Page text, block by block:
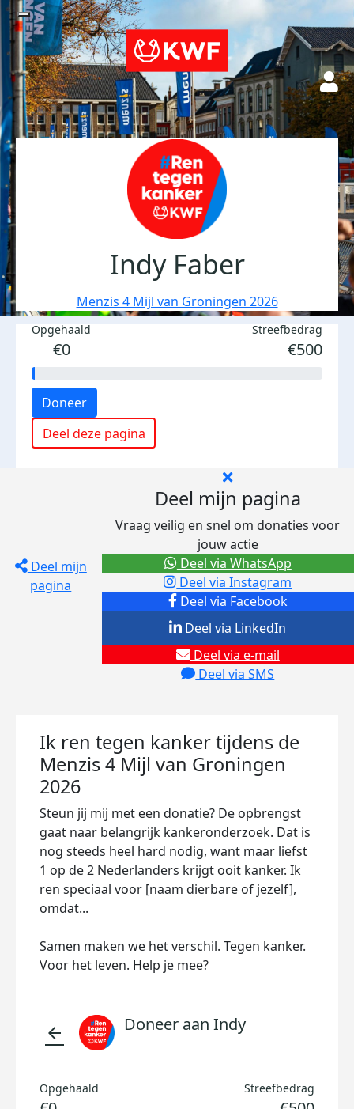
Indy Faber
Menzis 4 Mijl van Groningen 2026
Opgehaald
€0
Streefbedrag
€500
Doneer
Deel deze pagina
Deel mijn
pagina
Deel mijn pagina
Vraag veilig en snel om donaties voor
jouw actie
Deel via Facebook
Deel via Instagram
Deel via e-mail
Deel via SMS
Deel via LinkedIn
Deel via WhatsApp
Ik ren tegen kanker tijdens de
Menzis 4 Mijl van Groningen
2026
Steun jij mij met een donatie? De opbrengst
gaat naar belangrijk kankeronderzoek. Dat is
nog steeds heel hard nodig, want maar liefst
1 op de 2 Nederlanders krijgt ooit kanker. Ik
ren speciaal voor [naam dierbare of jezelf],
omdat...
Samen maken we het verschil. Tegen kanker.
Voor het leven. Help je mee?
arrow_back Doneer aan Indy
Opgehaald Streefbedrag